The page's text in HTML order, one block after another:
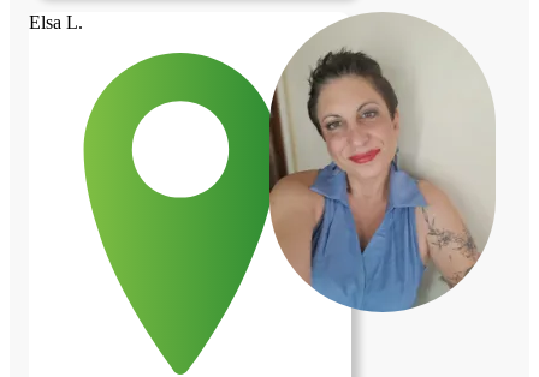
enfants de plus de 3 ans. Je parle très bien
anglais et je me débrouille en français, au
niveau conversationnel. Je peux
également accepter une petite participation
financière pour couvrir le loyer et les
charges, en plus de l'aide quotidienne,
pour un logement en très bon état. Je suis
une femme célibataire, divorcée, très
fiable, aimable et très propre. Je suis
enseignante.
Elsa L.